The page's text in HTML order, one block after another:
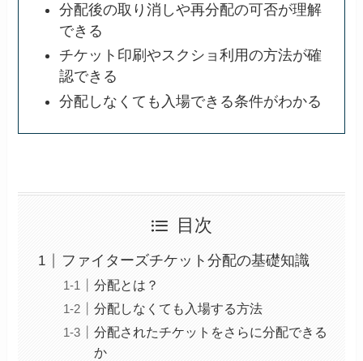
分配後の取り消しや再分配の可否が理解
できる
チケット印刷やスクショ利用の方法が確
認できる
分配しなくても入場できる条件がわかる
目次
ファイターズチケット分配の基礎知識
分配とは？
分配しなくても入場する方法
分配されたチケットをさらに分配できる
か